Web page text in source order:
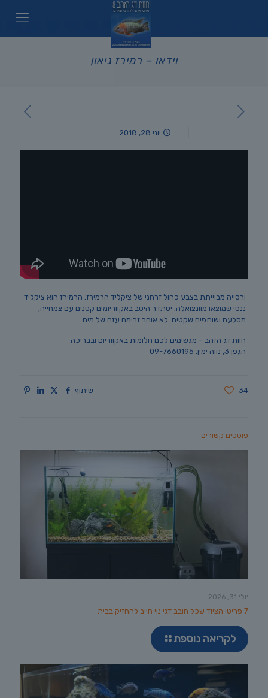
וידאו – רמירז ניאון
יוני 28, 2018
ורסייה מבוייתת בצבע כחול זרחני של ציקליד הרמירז. הרמירז הוא ציקליד
ננסי שמוצאו מוונצואלה. יסתדר היטב באקווריומים קטנים עם צמחייה,
מסלעה ושותפים שקטים. לא אוהב זרימה עזה של מים.
חוות דג הזהב – מגשימים לכם חלומות באקווריום ובבריכה
הגפן 3, נווה ימין. 09-7660195
שיתוף 34
פוסטים קשורים
יולי 31, 2026
7 פריטי הציוד שכל חובב דגי נוי חייב להחזיק בבית
לקריאה נוספת